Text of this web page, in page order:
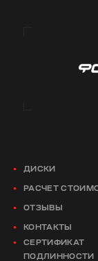
ДИСКИ
РАСЧЕТ
ОТЗЫВЫ
КОНТАКТЫ
СЕРТИФИКАТ
ПОДЛИННОСТИ